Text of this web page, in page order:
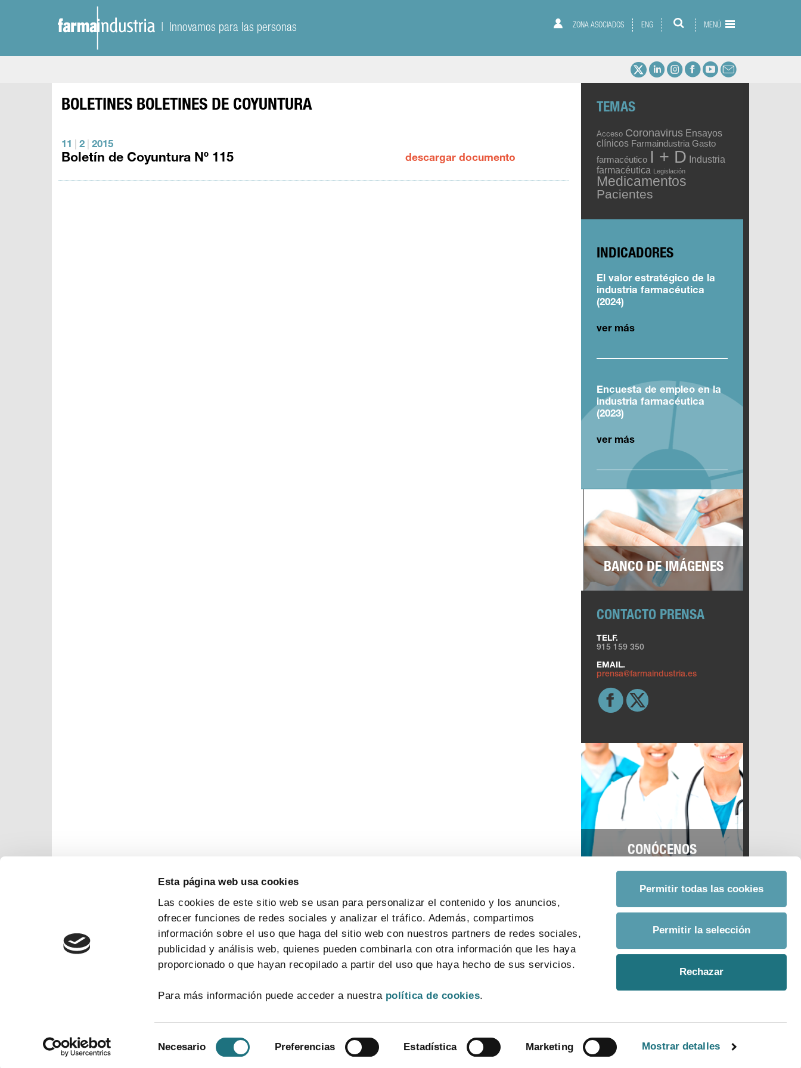
Esta página web usa cookies
Las cookies de este sitio web se usan para personalizar el contenido y los anuncios,
ofrecer funciones de redes sociales y analizar el tráfico. Además, compartimos
información sobre el uso que haga del sitio web con nuestros partners de redes sociales,
publicidad y análisis web, quienes pueden combinarla con otra información que les haya
proporcionado o que hayan recopilado a partir del uso que haya hecho de sus servicios.
Para más información puede acceder a nuestra política de cookies.
de
Necesario Preferencias Estadística Marketing Mostrar detalles
Permitir todas las cookies
Permitir la selección
Rechazar
| Innovamos para las personas ZONA ASOCIADOS ENG MENÚ
BOLETINES BOLETINES DE COYUNTURA
11 2 2015
Boletín de Coyuntura Nº 115 descargar documento
TEMAS
Acceso Coronavirus Ensayos
clínicos Farmaindustria Gasto
farmacéutico I + D Industria
farmacéutica Legislación
Medicamentos
Pacientes
INDICADORES
El valor estratégico de la
industria farmacéutica
(2024)
ver más
Encuesta de empleo en la
industria farmacéutica
(2023)
ver más
BANCO DE IMÁGENES
CONTACTO PRENSA
TELF.
915 159 350
EMAIL.
prensa@farmaindustria.es
CONÓCENOS
© 2026 FarmaIndustria Todos los derechos reservados